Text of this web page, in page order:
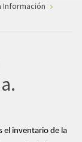
Información
el inventario de la